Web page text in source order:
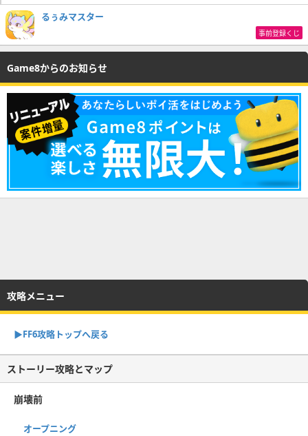
るぅみマスター
事前登録くじ
Game8からのお知らせ
攻略メニュー
▶FF6攻略トップへ戻る
ストーリー攻略とマップ
崩壊前
オープニング